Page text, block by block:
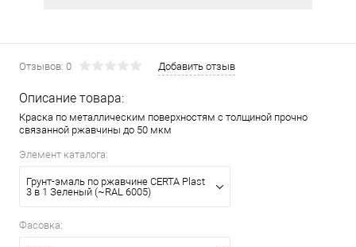
Отзывов: 0 Добавить отзыв
Описание товара:
Краска по металлическим поверхностям с толщиной прочно
связанной ржавчины до 50 мкм
Элемент каталога:
Грунт-эмаль по ржавчине CERTA Plast
3 в 1 Зеленый (~RAL 6005)
Фасовка: